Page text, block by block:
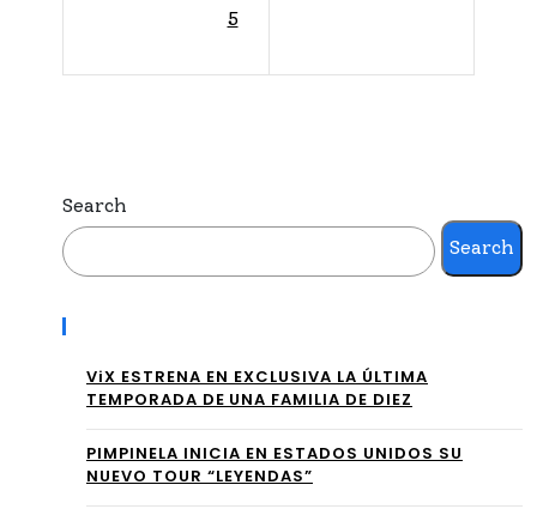
R
MIS
TE
PR
AN
ATI
5
IM
a
ra
Ma
rca
no
Search
Search
ViX ESTRENA EN EXCLUSIVA LA ÚLTIMA
TEMPORADA DE UNA FAMILIA DE DIEZ
PIMPINELA INICIA EN ESTADOS UNIDOS SU
NUEVO TOUR “LEYENDAS”